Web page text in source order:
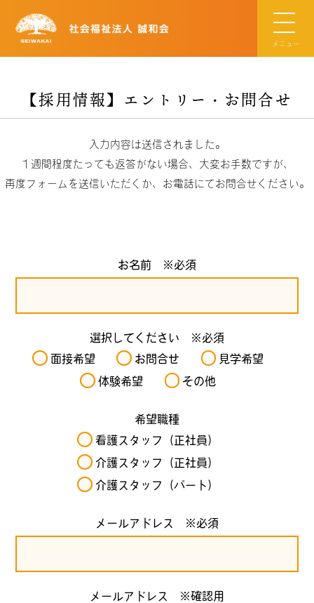
メニュー
【採用情報】エントリー・お問合せ
入力内容は送信されました。
１週間程度たっても返答がない場合、大変お手数ですが、
再度フォームを送信いただくか、お電話にてお問合せください。
お名前 ※必須
選択してください ※必須
面接希望
お問合せ
見学希望
体験希望
その他
希望職種
看護スタッフ（正社員）
介護スタッフ（正社員）
介護スタッフ（パート）
メールアドレス ※必須
メールアドレス ※確認用